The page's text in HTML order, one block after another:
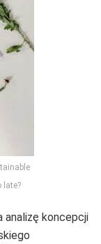
late?
analizę koncepcji